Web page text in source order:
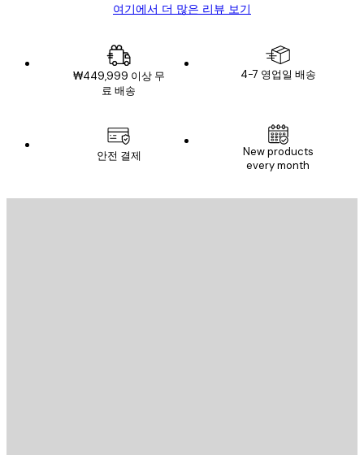
여기에서 더 많은 리뷰 보기
₩449,999 이상 무
료 배송
4-7 영업일 배송
안전 결제
New products
every month